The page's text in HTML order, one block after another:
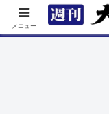
TOP 特集
メニュー